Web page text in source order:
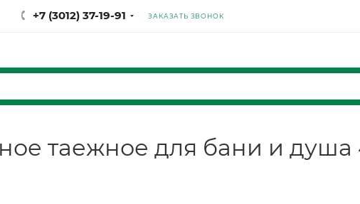
+7 (3012) 37-19-91 ЗАКАЗАТЬ ЗВОНОК
таежное для бани и душа